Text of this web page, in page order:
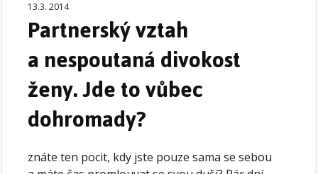
13.3. 2014
Partnerský vztah
a nespoutaná divokost
ženy. Jde to vůbec
dohromady?
znáte ten pocit, kdy jste pouze sama se sebou